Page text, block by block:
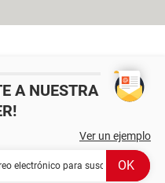
A NUESTRA
Ver un ejemplo